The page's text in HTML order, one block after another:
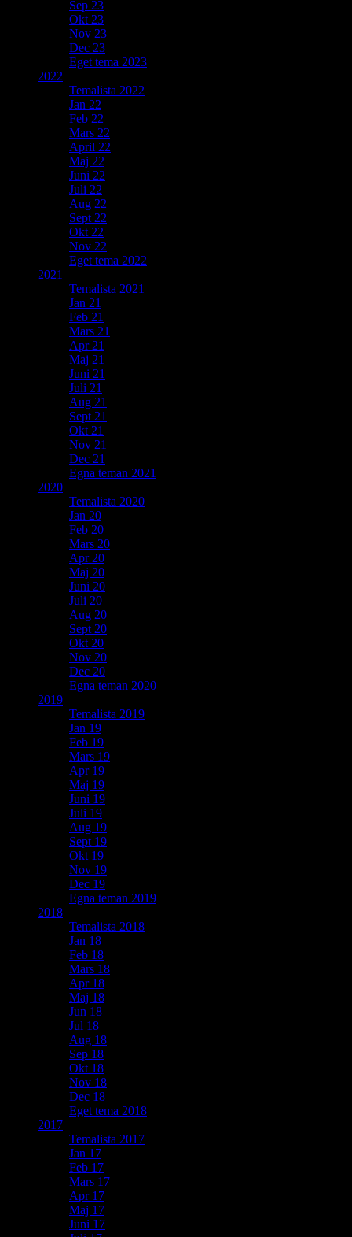
Sep 23
Okt 23
Nov 23
Dec 23
Eget tema 2023
2022
Temalista 2022
Jan 22
Feb 22
Mars 22
April 22
Maj 22
Juni 22
Juli 22
Aug 22
Sept 22
Okt 22
Nov 22
Eget tema 2022
2021
Temalista 2021
Jan 21
Feb 21
Mars 21
Apr 21
Maj 21
Juni 21
Juli 21
Aug 21
Sept 21
Okt 21
Nov 21
Dec 21
Egna teman 2021
2020
Temalista 2020
Jan 20
Feb 20
Mars 20
Apr 20
Maj 20
Juni 20
Juli 20
Aug 20
Sept 20
Okt 20
Nov 20
Dec 20
Egna teman 2020
2019
Temalista 2019
Jan 19
Feb 19
Mars 19
Apr 19
Maj 19
Juni 19
Juli 19
Aug 19
Sept 19
Okt 19
Nov 19
Dec 19
Egna teman 2019
2018
Temalista 2018
Jan 18
Feb 18
Mars 18
Apr 18
Maj 18
Jun 18
Jul 18
Aug 18
Sep 18
Okt 18
Nov 18
Dec 18
Eget tema 2018
2017
Temalista 2017
Jan 17
Feb 17
Mars 17
Apr 17
Maj 17
Juni 17